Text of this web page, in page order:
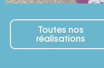
Toutes nos
réalisations